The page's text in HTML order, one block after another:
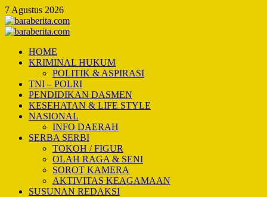
Skip
to
content
7 Agustus 2026
Primary
HOME
KRIMINAL HUKUM
POLITIK & ASPIRASI
TNI – POLRI
PENDIDIKAN DASMEN
KESEHATAN & LIFE STYLE
NASIONAL
INFO DAERAH
SERBA SERBI
TOKOH / FIGUR
OLAH RAGA & SENI
SOROT KAMERA
AKTIVITAS KEAGAMAAN
SUSUNAN REDAKSI